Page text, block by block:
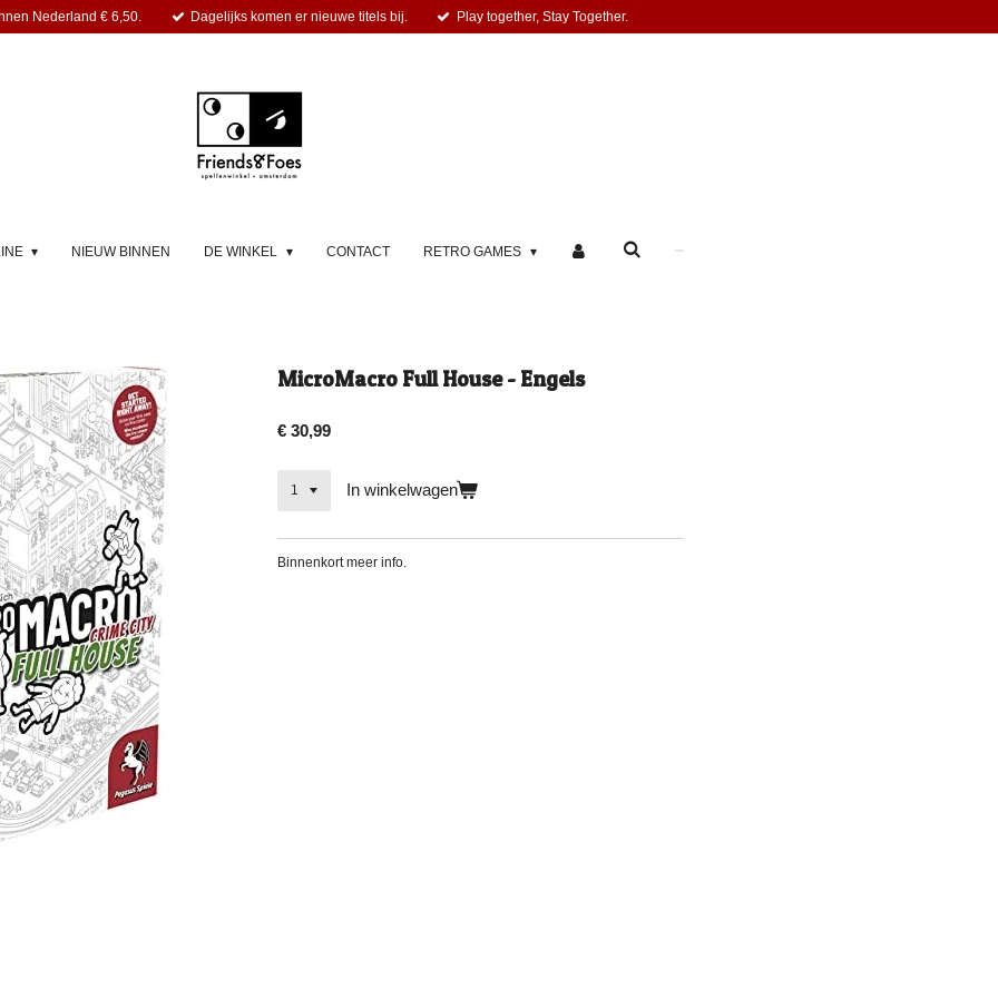
Nederland € 6,50. Dagelijks komen er nieuwe titels bij. Play together, Stay Together.
NIEUW BINNEN DE WINKEL CONTACT RETRO GAMES
MicroMacro Full House - Engels
€ 30,99
In winkelwagen
Binnenkort meer info.